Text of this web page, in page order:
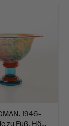
1946-
zu Fuß, Hö…